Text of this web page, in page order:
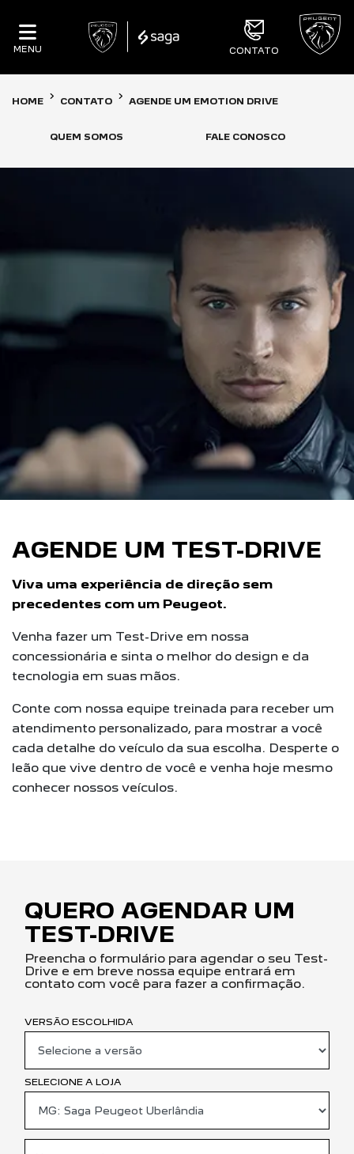
MENU CONTATO
HOME CONTATO AGENDE UM EMOTION DRIVE
QUEM SOMOS FALE CONOSCO
AGENDE UM TEST-DRIVE
Viva uma experiência de direção sem
precedentes com um Peugeot.
Venha fazer um Test-Drive em nossa
concessionária e sinta o melhor do design e da
tecnologia em suas mãos.
Conte com nossa equipe treinada para receber um
atendimento personalizado, para mostrar a você
cada detalhe do veículo da sua escolha. Desperte o
leão que vive dentro de você e venha hoje mesmo
conhecer nossos veículos.
QUERO AGENDAR UM
TEST-DRIVE
Preencha o formulário para agendar o seu Test-
Drive e em breve nossa equipe entrará em
contato com você para fazer a confirmação.
VERSÃO ESCOLHIDA
SELECIONE A LOJA